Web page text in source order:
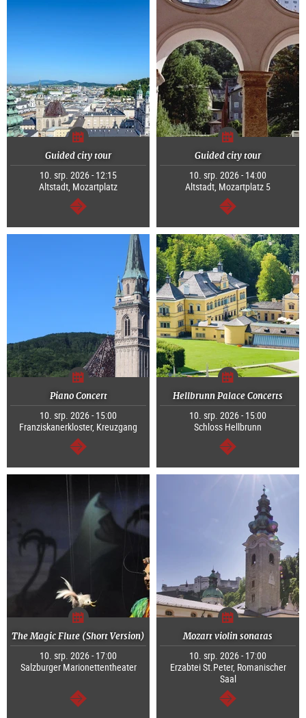
Guided city tour
10. srp. 2026 - 12:15
Altstadt, Mozartplatz
continue
Guided city tour
10. srp. 2026 - 14:00
Altstadt, Mozartplatz 5
continue
Piano Concert
10. srp. 2026 - 15:00
Franziskanerkloster, Kreuzgang
continue
Hellbrunn Palace Concerts
10. srp. 2026 - 15:00
Schloss Hellbrunn
continue
The Magic Flute (Short Version)
10. srp. 2026 - 17:00
Salzburger Marionettentheater
Mozart violin sonatas
10. srp. 2026 - 17:00
Erzabtei St.Peter, Romanischer
Saal